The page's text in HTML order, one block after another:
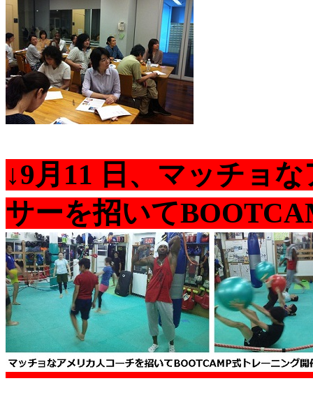
↓9月11 日、マッチョ
サーを招いて